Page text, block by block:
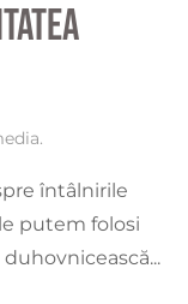
.
întâlnirile
putem folosi